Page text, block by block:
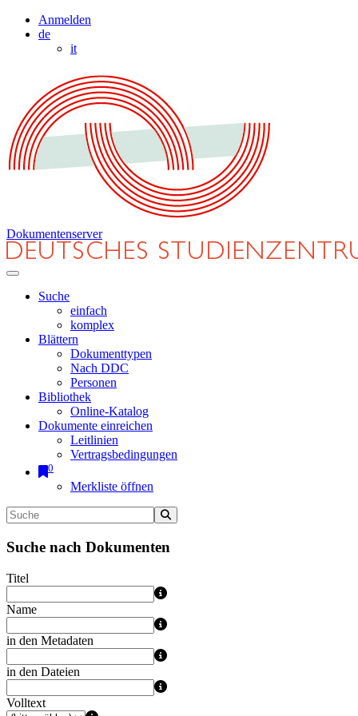
Anmelden
de
it
Dokumentenserver
Suche
einfach
komplex
Blättern
Dokumenttypen
Nach DDC
Personen
Bibliothek
Online-Katalog
Dokumente einreichen
Leitlinien
Vertragsbedingungen
0
Merkliste öffnen
Suche nach Dokumenten
Titel
Name
in den Metadaten
in den Dateien
Volltext